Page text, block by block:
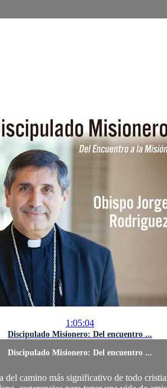
1:05:04
Discipulado Misionero: Del encuentro ...
Discipulado Misionero: Del encuentro ...
camino más significativo de todo